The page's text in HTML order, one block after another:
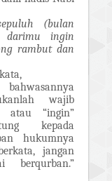
(bulan
darimu ingin
rambut dan
wajib
atau “ingin”
kepada
hukumnya
jangan
berqurban.”